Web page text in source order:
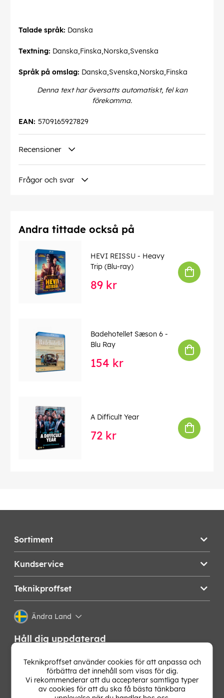
Talade språk: Danska
Textning: Danska,Finska,Norska,Svenska
Språk på omslag: Danska,Svenska,Norska,Finska
Denna text har översatts automatiskt, fel kan
förekomma.
5709165927829
EAN:
Recensioner
Frågor och svar
Andra tittade också på
HEVI REISSU - Heavy
Trip (Blu-ray)
89 kr
Badehotellet Sæson 6 -
Blu Ray
154 kr
A Difficult Year
72 kr
Sortiment
Kundservice
Teknikproffset
Ändra Land
Håll dig uppdaterad
Få de senaste nyheterna, hetaste erbjudandena och
bästa tipsen från oss direkt i din mejlkorg. Signa upp på
vårt nyhetsbrev!
Teknikproffset använder cookies för att anpassa och
förbättra det innehåll som visas för dig.
Vi rekommenderar att du accepterar samtliga typer
av cookies för att du ska få bästa tänkbara